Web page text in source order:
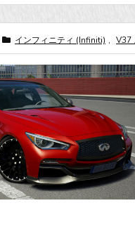
インフィニティ (Infiniti) , V37